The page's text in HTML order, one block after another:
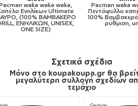
Pacman waka waka waka,
Καπέλο παιδικό Soft Trucker
με Δίχτυ ΜΑΥΡΟ/ΛΕΥΚΟ
(POLYESTER, ΠΑΙΔΙΚΟ, ONE
SIZE)
Κούπα,
Σχετικά σχέδια
Μόνο στο koupakoupa.gr θα
μεγαλύτερη συλλογή σχεδίων
τεμάχιο